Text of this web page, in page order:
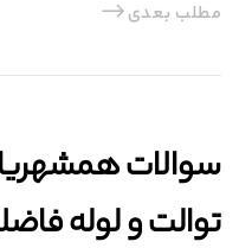
مطلب بعدی
سوالات
توالت و لوله